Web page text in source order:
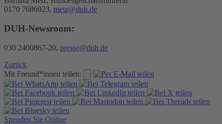
0170 7686923, metz@duh.de
DUH-Newsroom:
030 2400867-20, presse@duh.de
Zurück
Mit Freund*innen teilen:
Spenden Sie Online